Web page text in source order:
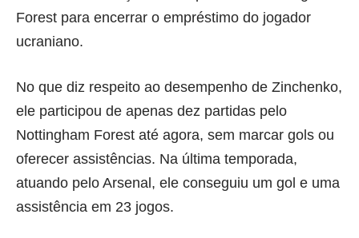
Forest para encerrar o empréstimo do jogador
ucraniano.
No que diz respeito ao desempenho de Zinchenko,
ele participou de apenas dez partidas pelo
Nottingham Forest até agora, sem marcar gols ou
oferecer assistências. Na última temporada,
atuando pelo Arsenal, ele conseguiu um gol e uma
assistência em 23 jogos.